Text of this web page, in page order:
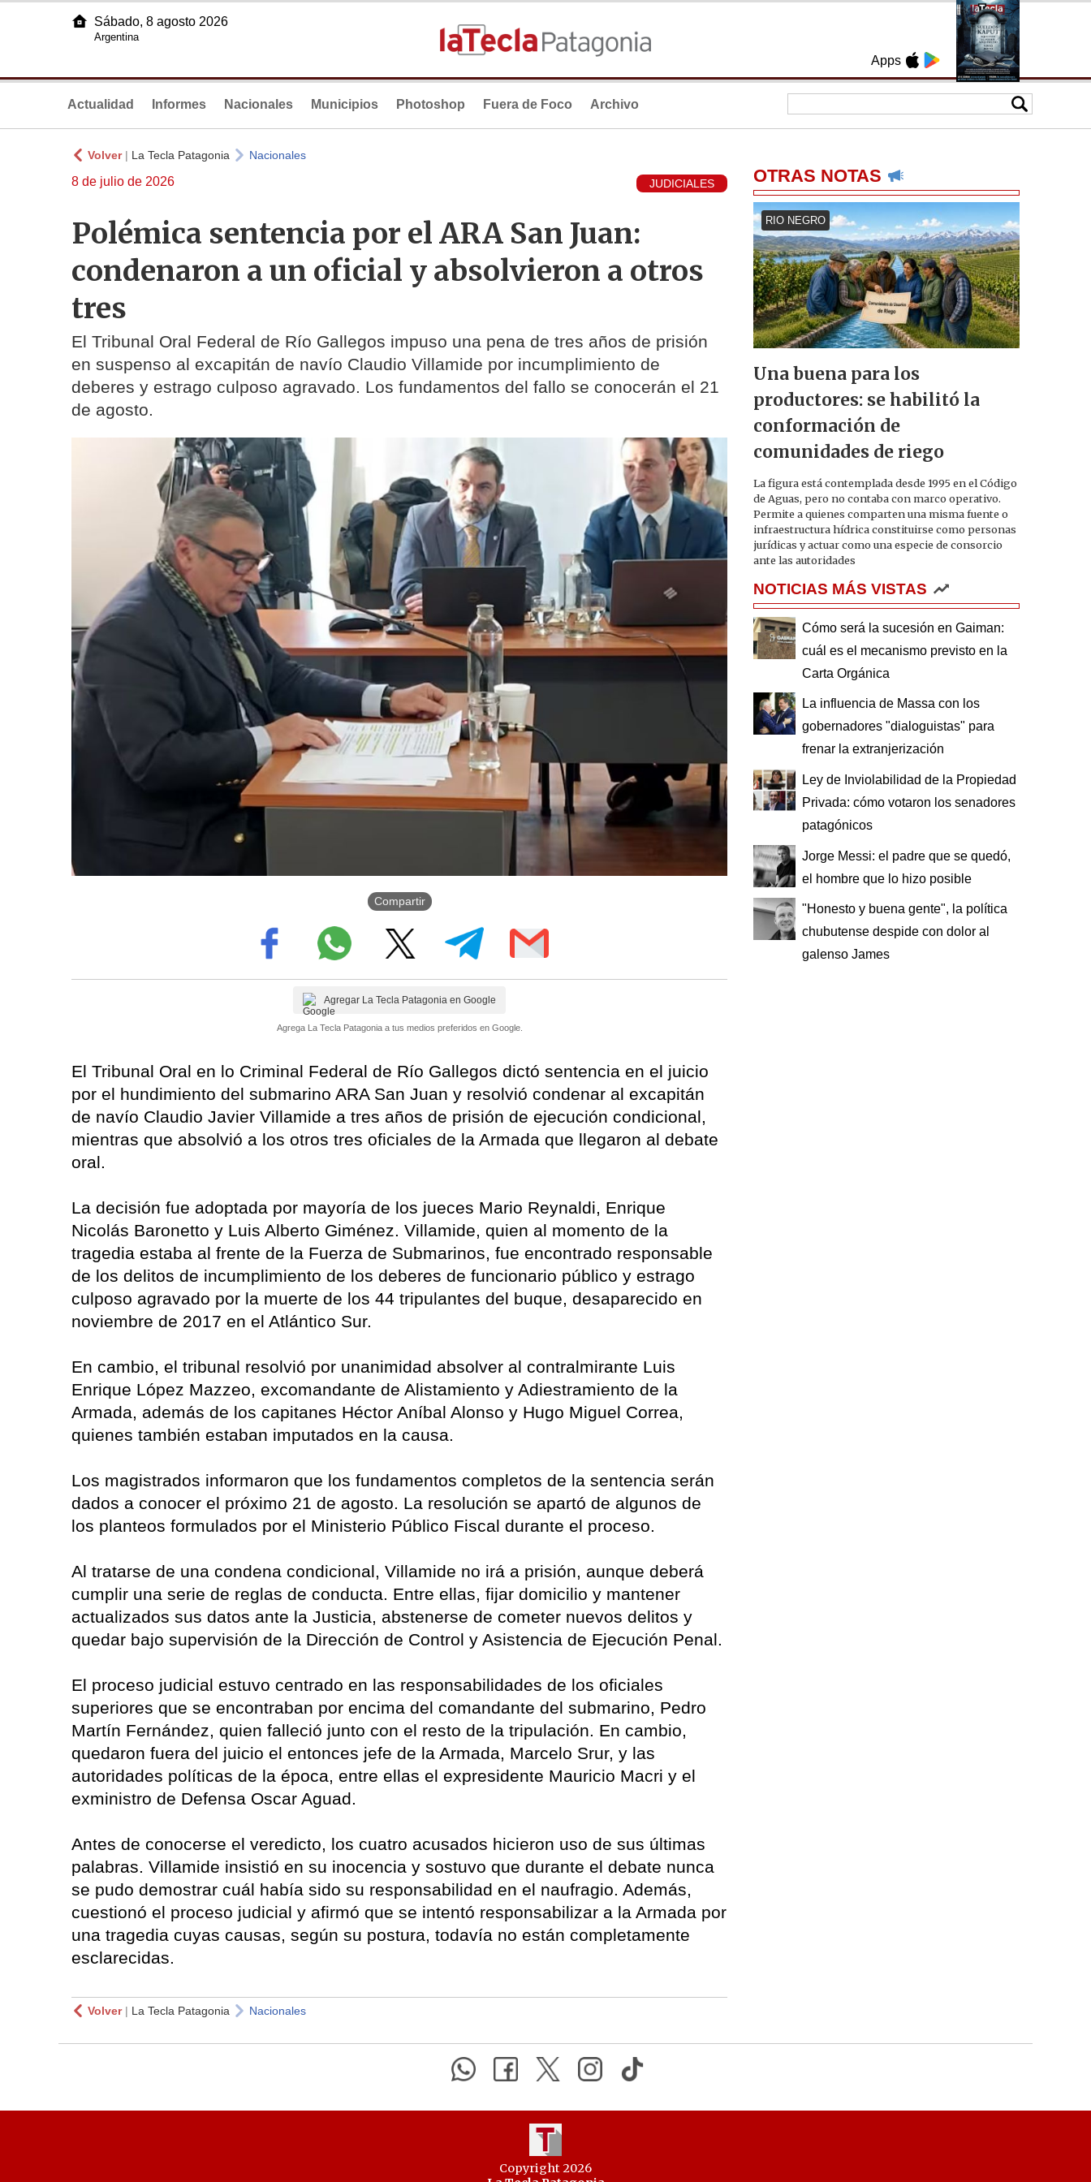
Apps
Sábado, 8 agosto 2026
Argentina
Actualidad Informes Nacionales Municipios Photoshop Fuera de Foco Archivo
Volver| La Tecla Patagonia Nacionales
8 de julio de 2026 JUDICIALES
Polémica sentencia por el ARA San Juan:
condenaron a un oficial y absolvieron a otros
tres
El Tribunal Oral Federal de Río Gallegos impuso una pena de tres años de prisión
en suspenso al excapitán de navío Claudio Villamide por incumplimiento de
deberes y estrago culposo agravado. Los fundamentos del fallo se conocerán el 21
de agosto.
Compartir
Agregar La Tecla Patagonia en Google
Agrega La Tecla Patagonia a tus medios preferidos en Google.
El Tribunal Oral en lo Criminal Federal de Río Gallegos dictó sentencia en el juicio
por el hundimiento del submarino ARA San Juan y resolvió condenar al excapitán
de navío Claudio Javier Villamide a tres años de prisión de ejecución condicional,
mientras que absolvió a los otros tres oficiales de la Armada que llegaron al debate
oral.
La decisión fue adoptada por mayoría de los jueces Mario Reynaldi, Enrique
Nicolás Baronetto y Luis Alberto Giménez. Villamide, quien al momento de la
tragedia estaba al frente de la Fuerza de Submarinos, fue encontrado responsable
de los delitos de incumplimiento de los deberes de funcionario público y estrago
culposo agravado por la muerte de los 44 tripulantes del buque, desaparecido en
noviembre de 2017 en el Atlántico Sur.
En cambio, el tribunal resolvió por unanimidad absolver al contralmirante Luis
Enrique López Mazzeo, excomandante de Alistamiento y Adiestramiento de la
Armada, además de los capitanes Héctor Aníbal Alonso y Hugo Miguel Correa,
quienes también estaban imputados en la causa.
Los magistrados informaron que los fundamentos completos de la sentencia serán
dados a conocer el próximo 21 de agosto. La resolución se apartó de algunos de
los planteos formulados por el Ministerio Público Fiscal durante el proceso.
Al tratarse de una condena condicional, Villamide no irá a prisión, aunque deberá
cumplir una serie de reglas de conducta. Entre ellas, fijar domicilio y mantener
actualizados sus datos ante la Justicia, abstenerse de cometer nuevos delitos y
quedar bajo supervisión de la Dirección de Control y Asistencia de Ejecución Penal.
El proceso judicial estuvo centrado en las responsabilidades de los oficiales
superiores que se encontraban por encima del comandante del submarino, Pedro
Martín Fernández, quien falleció junto con el resto de la tripulación. En cambio,
quedaron fuera del juicio el entonces jefe de la Armada, Marcelo Srur, y las
autoridades políticas de la época, entre ellas el expresidente Mauricio Macri y el
exministro de Defensa Oscar Aguad.
Antes de conocerse el veredicto, los cuatro acusados hicieron uso de sus últimas
palabras. Villamide insistió en su inocencia y sostuvo que durante el debate nunca
se pudo demostrar cuál había sido su responsabilidad en el naufragio. Además,
cuestionó el proceso judicial y afirmó que se intentó responsabilizar a la Armada por
una tragedia cuyas causas, según su postura, todavía no están completamente
esclarecidas.
Volver| La Tecla Patagonia Nacionales
OTRAS NOTAS
RIO NEGRO
Una buena para los
productores: se habilitó la
conformación de
comunidades de riego
La figura está contemplada desde 1995 en el Código
de Aguas, pero no contaba con marco operativo.
Permite a quienes comparten una misma fuente o
infraestructura hídrica constituirse como personas
jurídicas y actuar como una especie de consorcio
ante las autoridades
NOTICIAS MÁS VISTAS
Cómo será la sucesión en Gaiman:
cuál es el mecanismo previsto en la
Carta Orgánica
La influencia de Massa con los
gobernadores "dialoguistas" para
frenar la extranjerización
Ley de Inviolabilidad de la Propiedad
Privada: cómo votaron los senadores
patagónicos
Jorge Messi: el padre que se quedó,
el hombre que lo hizo posible
"Honesto y buena gente", la política
chubutense despide con dolor al
galenso James
Copyright 2026